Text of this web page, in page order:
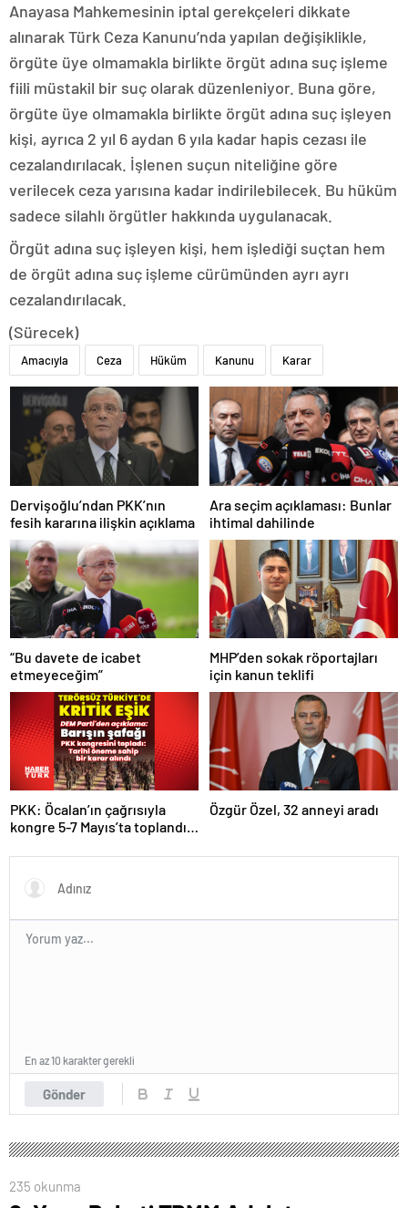
Anayasa Mahkemesinin iptal gerekçeleri dikkate
alınarak Türk Ceza Kanunu’nda yapılan değişiklikle,
örgüte üye olmamakla birlikte örgüt adına suç işleme
fiili müstakil bir suç olarak düzenleniyor. Buna göre,
örgüte üye olmamakla birlikte örgüt adına suç işleyen
kişi, ayrıca 2 yıl 6 aydan 6 yıla kadar hapis cezası ile
cezalandırılacak. İşlenen suçun niteliğine göre
verilecek ceza yarısına kadar indirilebilecek. Bu hüküm
sadece silahlı örgütler hakkında uygulanacak.
Örgüt adına suç işleyen kişi, hem işlediği suçtan hem
de örgüt adına suç işleme cürümünden ayrı ayrı
cezalandırılacak.
(Sürecek)
Amacıyla Ceza Hüküm Kanunu Karar
Dervişoğlu’ndan PKK’nın
fesih kararına ilişkin açıklama
Ara seçim açıklaması: Bunlar
ihtimal dahilinde
“Bu davete de icabet
etmeyeceğim”
MHP’den sokak röportajları
için kanun teklifi
PKK: Öcalan’ın çağrısıyla
kongre 5-7 Mayıs’ta toplandı!
Özgür Özel, 32 anneyi aradı
Gönder
En az 10 karakter gerekli
235 okunma